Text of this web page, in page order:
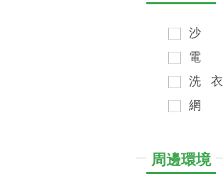
沙
電
洗
衣
網
周邊環境